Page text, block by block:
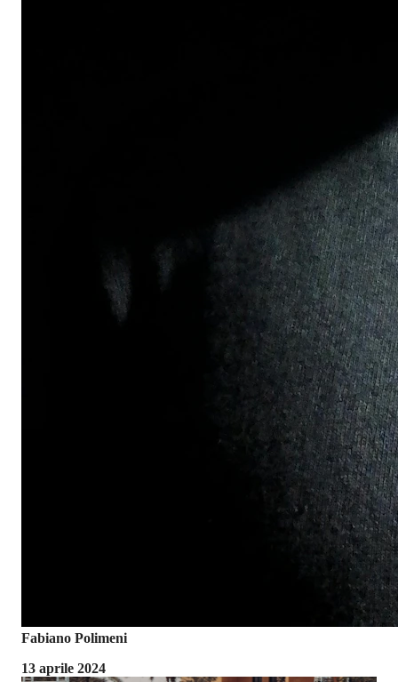
Fabiano Polimeni
13 aprile 2024